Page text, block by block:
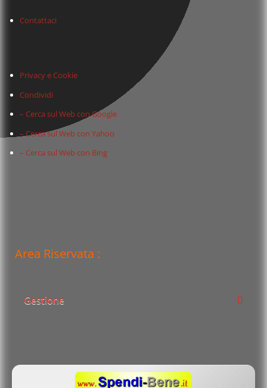
Contattaci
Privacy e Cookie
Condividi
– Cerca sul Web con Google
– Cerca sul Web con Yahoo
– Cerca sul Web con Bing
Area Riservata :
Gestione